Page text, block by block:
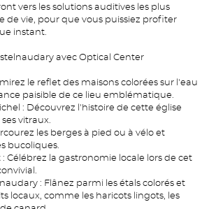
vers les solutions auditives les plus
de vie, pour que vous puissiez profiter
instant.
avec Optical Center
le reflet des maisons colorées sur l'eau
paisible de ce lieu emblématique.
: Découvrez l'histoire de cette église
vitraux.
les berges à pied ou à vélo et
bucoliques.
: Célébrez la gastronomie locale lors de cet
: Flânez parmi les étals colorés et
locaux, comme les haricots lingots, les